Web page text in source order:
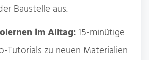
Baustelle aus.
im Alltag:15-minütige
Tutorials zu neuen Materialien